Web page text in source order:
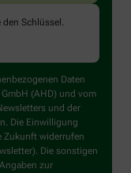
den Schlüssel .
Daten
(AHD) und vom
und der
Die Einwilligung
Zukunft widerrufen
Die sonstigen
zur